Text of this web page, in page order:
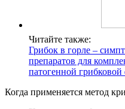
Читайте также:
Грибок в горле –
препаратов для
патогенной
Когда применяется метод